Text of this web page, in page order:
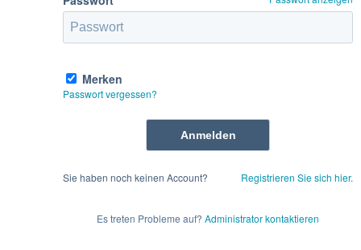
Merken
Passwort vergessen?
Sie haben noch keinen Account? Registrieren Sie sich hier.
Es treten Probleme auf? Administrator kontaktieren